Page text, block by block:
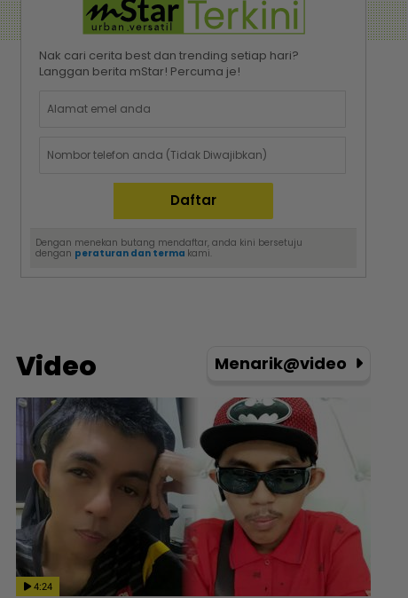
Nak cari cerita best dan trending setiap hari?
Langgan berita mStar! Percuma je!
Dengan menekan butang mendaftar, anda kini bersetuju
dengan peraturan dan terma kami.
Video Menarik@video
4:24